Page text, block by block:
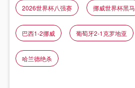
2026世界杯八强赛 挪威世界杯黑马
巴西1-2挪威 葡萄牙2-1克罗地亚
哈兰德绝杀